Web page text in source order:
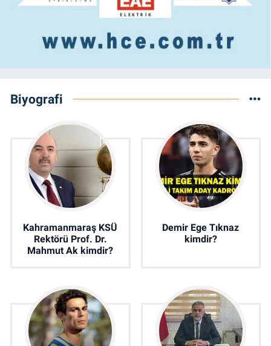
Biyografi
Kahramanmaraş KSÜ
Rektörü Prof. Dr.
Mahmut Ak kimdir?
Demir Ege Tıknaz
kimdir?